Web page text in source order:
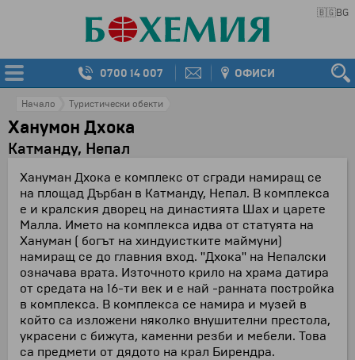
🇧🇬BG
0700 14 007 ОФИСИ
Начало Туристически обекти
Ханумон Дхока
Катманду, Непал
Хануман Дхока е комплекс от сгради намиращ се
на площад Дърбан в Катманду, Непал. В комплекса
е и кралския дворец на династията Шах и царете
Малла. Името на комплекса идва от статуята на
Хануман ( богът на хиндуистките маймуни)
намиращ се до главния вход. ''Дхока'' на Непалски
означава врата. Източното крило на храма датира
от средата на 16-ти век и е най -ранната постройка
в комплекса. В комплекса се намира и музей в
който са изложени няколко внушителни престола,
украсени с бижута, каменни резби и мебели. Това
са предмети от дядото на крал Бирендра.